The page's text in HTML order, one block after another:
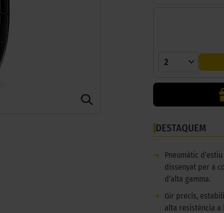
2
DESTAQUEM
➜
Pneumàtic
dissenyat per a
d’alta gamma.
➜
Gir precís,
alta resistència a